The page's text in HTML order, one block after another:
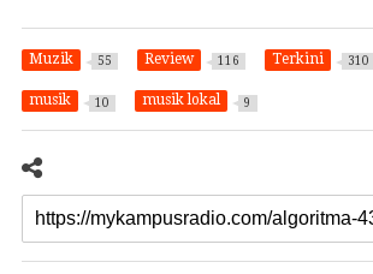
Muzik 55 Review 116 Terkini 310
musik 10 musik lokal 9